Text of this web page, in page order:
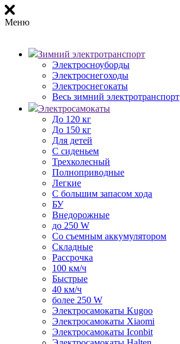
Меню
Зимний электротранспорт
Электросноуборды
Электроснегоходы
Электроснегокаты
Весь зимний электротранспорт
Электросамокаты
До 120 кг
До 150 кг
Для детей
С сиденьем
Трехколесный
Полноприводные
Легкие
С большим запасом хода
БУ
Внедорожные
до 250 W
Со съемным аккумулятором
Складные
Рассрочка
100 км/ч
Быстрые
40 км/ч
более 250 W
Электросамокаты Kugoo
Электросамокаты Xiaomi
Электросамокаты Iconbit